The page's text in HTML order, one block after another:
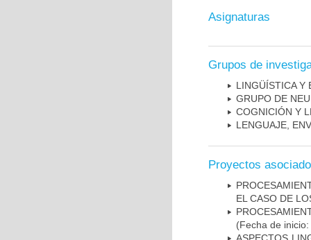
Asignaturas
Grupos de
LINGÜÍSTICA Y
GRUPO DE
COGNICIÓN Y
LENGUAJE,
Proyectos
EL CASO DE
(Fecha de